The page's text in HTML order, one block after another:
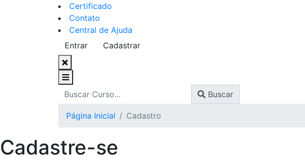
Certificado
Contato
Central de Ajuda
Entrar
Cadastrar
Buscar
Página Inicial Cadastro
Cadastre-se